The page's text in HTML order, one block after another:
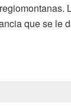
que se le